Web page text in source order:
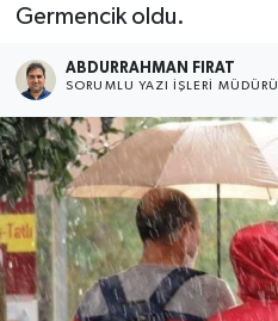
Germencik oldu.
ABDURRAHMAN FIRAT
SORUMLU YAZI İŞLERI MÜDÜRÜ